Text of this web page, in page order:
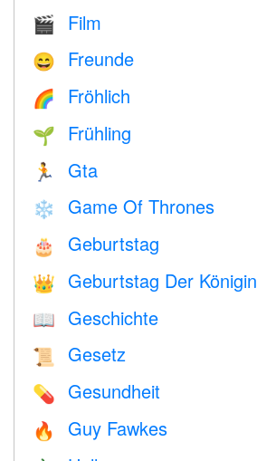
🎬 Film
😄 Freunde
🌈 Fröhlich
🌱 Frühling
🏃 Gta
❄️ Game Of Thrones
🎂 Geburtstag
👑 Geburtstag Der Königin
📖 Geschichte
📜 Gesetz
💊 Gesundheit
🔥 Guy Fawkes